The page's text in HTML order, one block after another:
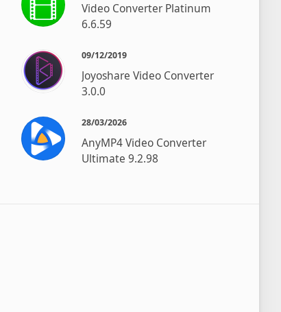
Video Converter Platinum
6.6.59
09/12/2019
Joyoshare Video Converter
3.0.0
28/03/2026
AnyMP4 Video Converter
Ultimate 9.2.98